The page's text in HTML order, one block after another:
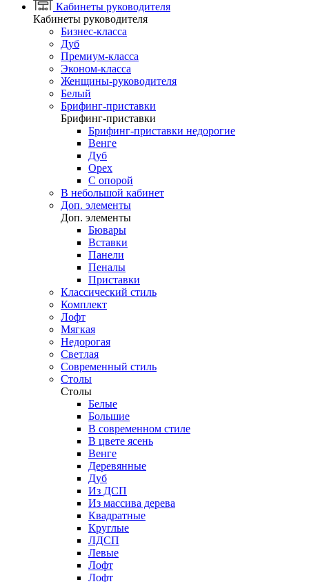
Кабинеты руководителя
Кабинеты руководителя
Бизнес-класса
Дуб
Премиум-класса
Эконом-класса
Женщины-руководителя
Белый
Брифинг-приставки
Брифинг-приставки
Брифинг-приставки недорогие
Венге
Дуб
Орех
С опорой
В небольшой кабинет
Доп. элементы
Доп. элементы
Бювары
Вставки
Панели
Пеналы
Приставки
Классический стиль
Комплект
Лофт
Мягкая
Недорогая
Светлая
Современный стиль
Столы
Столы
Белые
Большие
В современном стиле
В цвете ясень
Венге
Деревянные
Дуб
Из ДСП
Из массива дерева
Квадратные
Круглые
ЛДСП
Левые
Лофт
Лофт